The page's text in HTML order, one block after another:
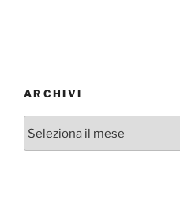
ARCHIVI